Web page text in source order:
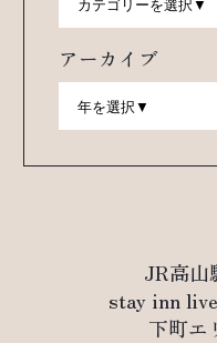
アーカイブ
JR高山
stay inn
下町エ